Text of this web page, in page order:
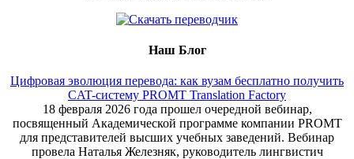
Наш Блог
Цифровая эволюция перевода: как вузам бесплатно получить
CAT-систему PROMT Translation Factory
18 февраля 2026 года прошел очередной вебинар,
посвященный Академической программе компании PROMT
для представителей высших учебных заведений. Вебинар
провела Наталья Железняк, руководитель лингвистич